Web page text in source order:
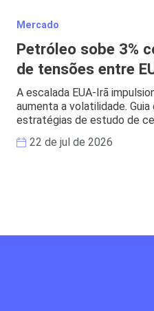
Mercado
Petróleo sobe 3%
de tensões entre
A escalada EUA-Irã
aumenta a volatilidade.
estratégias de estudo de
22 de jul de 2026